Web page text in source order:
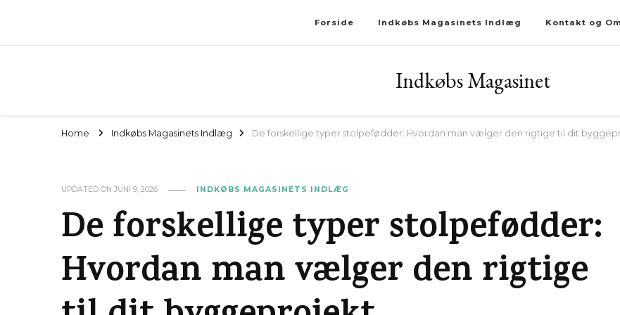
Forside Indkøbs Magasinets Indlæg Kontakt og
Indkøbs Magasinet
Home Indkøbs Magasinets Indlæg De forskellige typer stolpefødder: Hvordan man vælger den rigtige til dit
UPDATED ON JUNI 9, 2026 INDKØBS MAGASINETS INDLÆG
De forskellige typer stolpefødder:
Hvordan man vælger den rigtige